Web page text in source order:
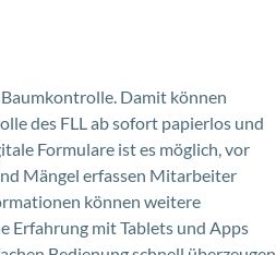
Damit können
des FLL ab sofort papierlos und
Formulare ist es möglich, vor
Mängel erfassen Mitarbeiter
können weitere
Erfahrung mit Tablets und Apps